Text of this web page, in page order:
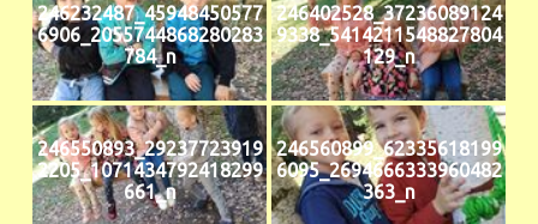
246232487_45948450577
6906_2055744868280283
784_n
246402528_37236089124
9338_5414211548827804
129_n
246550893_29237723919
2205_1071434792418299
661_n
246560899_62335618199
6095_2694666333960482
363_n